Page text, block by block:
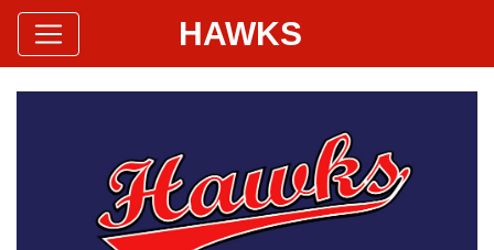
Hawks Baseball Softball
Site Officiel HAWKS